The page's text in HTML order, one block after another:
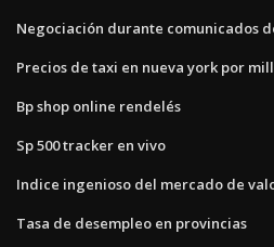
Negociación durante comunicados
Precios de taxi en nueva york por
Bp shop online rendelés
Sp 500 tracker en vivo
Indice ingenioso del mercado de
Tasa de desempleo en provincias